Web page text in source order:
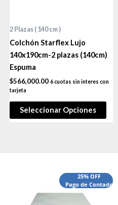
2 Plazas ( 140 cm )
Colchón Starflex Lujo
140x190cm-2 plazas (140cm)
Espuma
$566,000.00 6 cuotas sin interes con
tarjeta
Seleccionar Opciones
25% OFF
Pago de Contado
El
precio
original
El